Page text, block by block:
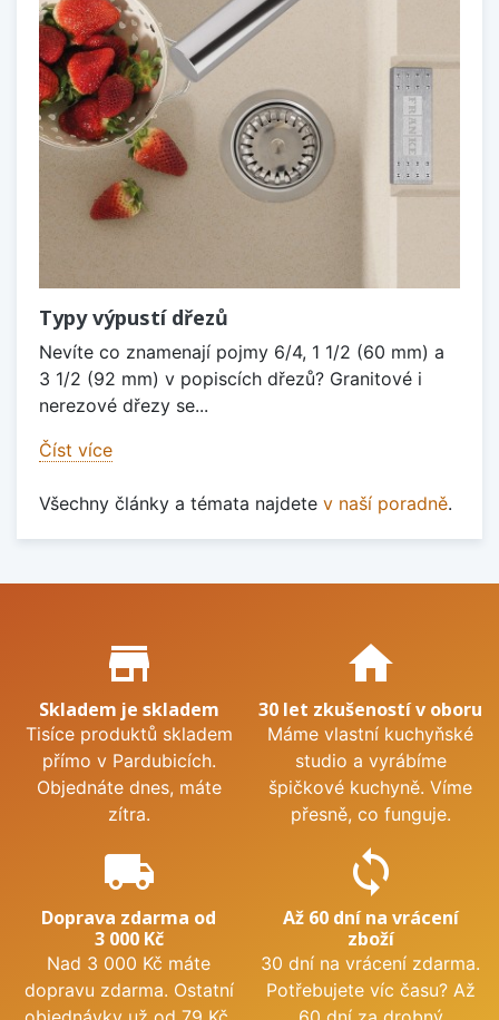
Typy výpustí dřezů
Nevíte co znamenají pojmy 6/4, 1 1/2 (60 mm) a
3 1/2 (92 mm) v popiscích dřezů? Granitové i
nerezové dřezy se...
Číst více
Všechny články a témata najdete v naší poradně.
Proč nakupovat u nás?
store_mall_directory
Skladem je skladem
Tisíce produktů skladem
přímo v Pardubicích.
Objednáte dnes, máte
zítra.
home
30 let zkušeností v oboru
Máme vlastní kuchyňské
studio a vyrábíme
špičkové kuchyně. Víme
přesně, co funguje.
local_shipping
Doprava zdarma od
3 000 Kč
Nad 3 000 Kč máte
dopravu zdarma. Ostatní
sync
Až 60 dní na vrácení
zboží
30 dní na vrácení zdarma.
Potřebujete víc času? Až